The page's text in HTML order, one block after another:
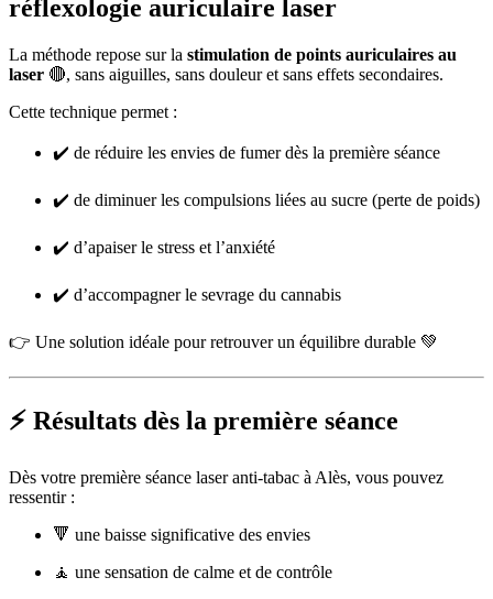
réflexologie auriculaire laser
La méthode repose sur la stimulation de points auriculaires au
laser 🔴, sans aiguilles, sans douleur et sans effets secondaires.
Cette technique permet :
✔️ de réduire les envies de fumer dès la première séance
✔️ de diminuer les compulsions liées au sucre (perte de poids)
✔️ d’apaiser le stress et l’anxiété
✔️ d’accompagner le sevrage du cannabis
👉 Une solution idéale pour retrouver un équilibre durable 💚
⚡ Résultats dès la première séance
Dès votre première séance laser anti-tabac à Alès, vous pouvez
ressentir :
🔻 une baisse significative des envies
🧘 une sensation de calme et de contrôle